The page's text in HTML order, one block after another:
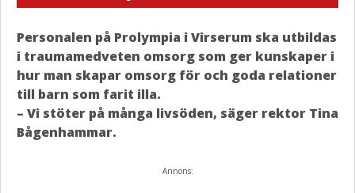
Personalen på Prolympia i Virserum ska utbildas
i traumamedveten omsorg som ger kunskaper i
hur man skapar omsorg för och goda relationer
till barn som farit illa.
– Vi stöter på många livsöden, säger rektor Tina
Bågenhammar.
Annons: